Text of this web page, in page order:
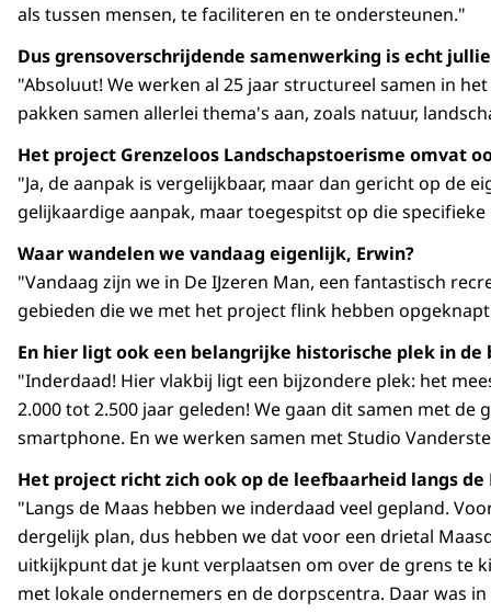
als tussen mensen, te faciliteren en te ondersteunen."
Dus grensoverschrijdende samenwerking is echt
"Absoluut! We werken al 25 jaar structureel samen in
pakken samen allerlei thema's aan, zoals natuur,
Het project Grenzeloos Landschapstoerisme omvat
"Ja, de aanpak is vergelijkbaar, maar dan gericht op de
gelijkaardige aanpak, maar toegespitst op die
Waar wandelen we vandaag eigenlijk, Erwin?
"Vandaag zijn we in De IJzeren Man, een fantastisch
gebieden die we met het project flink hebben
En hier ligt ook een belangrijke historische plek in de
"Inderdaad! Hier vlakbij ligt een bijzondere plek: het
2.000 tot 2.500 jaar geleden! We gaan dit samen met
smartphone. En we werken samen met Studio
Het project richt zich ook op de leefbaarheid langs
"Langs de Maas hebben we inderdaad veel gepland.
dergelijk plan, dus hebben we dat voor een drietal
uitkijkpunt dat je kunt verplaatsen om over de grens te
met lokale ondernemers en de dorpscentra. Daar was